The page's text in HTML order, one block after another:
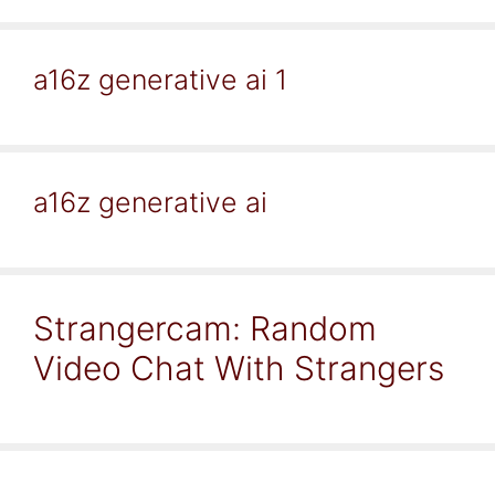
a16z generative ai 1
a16z generative ai
Strangercam: Random
Video Chat With Strangers